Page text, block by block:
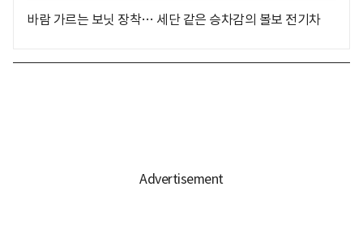
바람 가르는 보닛 장착… 세단 같은 승차감의 볼보 전기차